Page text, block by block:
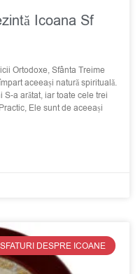
Icoana Sf
Ortodoxe, Sfânta Treime
aceeași natură spirituală.
a arătat, iar toate cele trei
Ele sunt de aceeași
SFATURI DESPRE ICOANE